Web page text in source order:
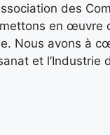
des
en œuvre
Nous avons à
et l’Industrie